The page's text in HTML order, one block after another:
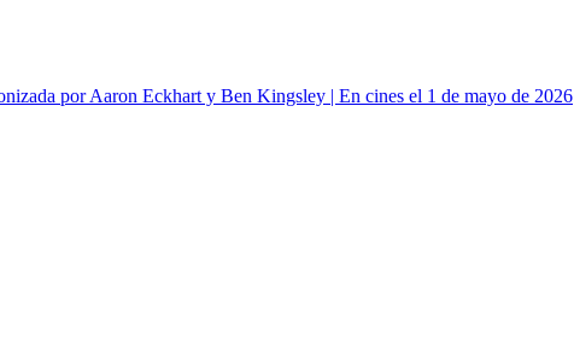
por Aaron Eckhart y Ben Kingsley | En cines el 1 de mayo de 2026